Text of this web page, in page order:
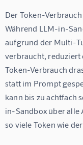
Der Token-
Während LLM-in-
aufgrund der Multi-
verbraucht, reduziert
Token-Verbrauch
statt im Prompt
kann bis zu achtfach
in-Sandbox über
so viele Token wie